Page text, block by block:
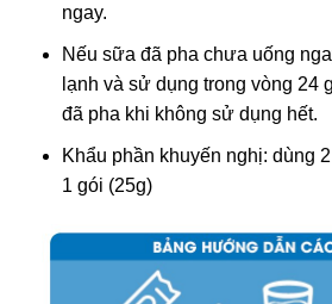
ngay.
Nếu sữa đã pha chưa uống
lạnh và sử dụng trong vòng 24
đã pha khi không sử dụng hết.
Khẩu phần khuyến nghị: dùng
1 gói (25g)